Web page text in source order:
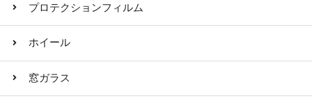
プロテクションフィルム
ホイール
窓ガラス